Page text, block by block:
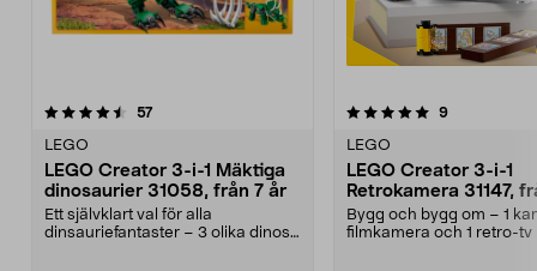
57recensioner
LEGO
LEGO Creator 3-i-1 Mäktiga
dinosaurier 31058, från 7 år
Ett självklart val för alla
dinsauriefantaster – 3 olika dinos i
5.0av 5 stjärnor 9recensioner
LEGO
LEGO Creator 3-i-1
Retrokamera 31147,
Bygg och bygg om – 1
filmkamera och 1 retro-tv
4.5av 5 stjärnor